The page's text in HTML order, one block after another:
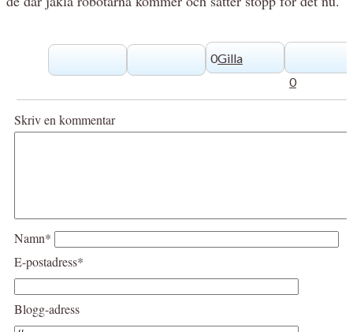
0Gilla
0
Skriv en kommentar
Namn*
E-postadress*
Blogg-adress